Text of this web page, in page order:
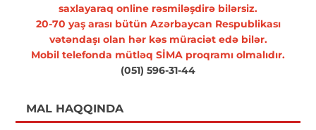
saxlayaraq online rəsmiləşdirə bilərsiz.
20-70 yaş arası bütün Azərbaycan Respublikası
vətəndaşı olan hər kəs müraciət edə bilər.
Mobil telefonda mütləq SİMA proqramı olmalıdır.
(051) 596-31-44
MAL HAQQINDA